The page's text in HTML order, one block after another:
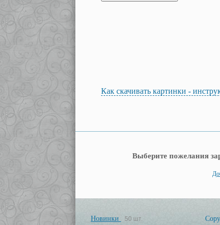
Как скачивать картинки -
Выберите пожелания
Новинки 50 шт.